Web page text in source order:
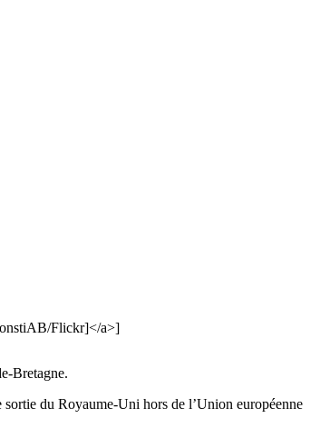
Flickr]</a>]
Bretagne.
du Royaume-Uni hors de l’Union européenne